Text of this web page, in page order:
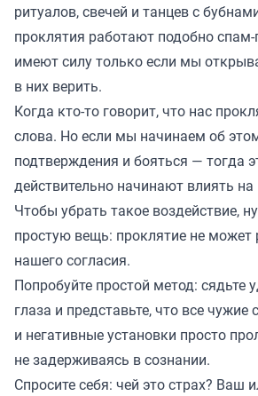
ритуалов, свечей и танцев с
проклятия работают подобно
имеют силу только если мы
в них верить.
Когда кто-то говорит, что нас
слова. Но если мы начинаем об
подтверждения и бояться — тогда
действительно начинают влиять
Чтобы убрать такое воздействие,
простую вещь: проклятие не может
нашего согласия.
Попробуйте простой метод: сядьте
глаза и представьте, что все чужие
и негативные установки просто
не задерживаясь в сознании.
Спросите себя: чей это страх? Ваш